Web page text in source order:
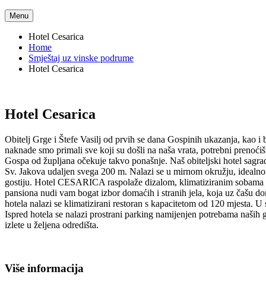
Menu
Hotel Cesarica
Home
Smještaj uz vinske podrume
Hotel Cesarica
Hotel Cesarica
Obitelj Grge i Štefe Vasilj od prvih se dana Gospinih ukazanja, kao
naknade smo primali sve koji su došli na naša vrata, potrebni
Gospa od župljana očekuje takvo ponašnje. Naš obiteljski hotel
Sv. Jakova udaljen svega 200 m. Nalazi se u mirnom okružju,
gostiju. Hotel CESARICA raspolaže dizalom, klimatiziranim
pansiona nudi vam bogat izbor domaćih i stranih jela, koja uz čašu
hotela nalazi se klimatizirani restoran s kapacitetom od 120 mjesta.
Ispred hotela se nalazi prostrani parking namijenjen potrebama
izlete u željena odredišta.
Više informacija